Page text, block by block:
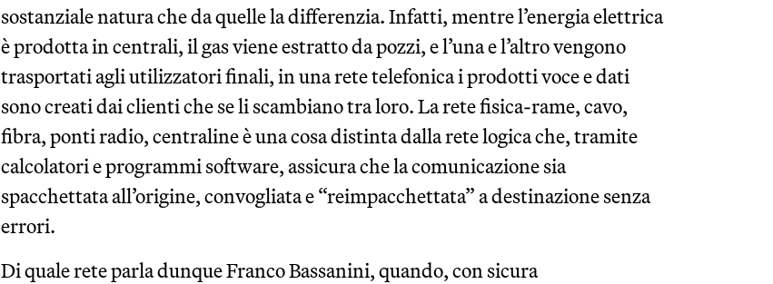
sostanziale natura che da quelle la differenzia. Infatti, mentre l’energia elettrica
è prodotta in centrali, il gas viene estratto da pozzi, e l’una e l’altro vengono
trasportati agli utilizzatori finali, in una rete telefonica i prodotti voce e dati
sono creati dai clienti che se li scambiano tra loro. La rete fisica-rame, cavo,
fibra, ponti radio, centraline è una cosa distinta dalla rete logica che, tramite
calcolatori e programmi software, assicura che la comunicazione sia
spacchettata all’origine, convogliata e “reimpacchettata” a destinazione senza
errori.
Di quale rete parla dunque Franco Bassanini, quando, con sicura